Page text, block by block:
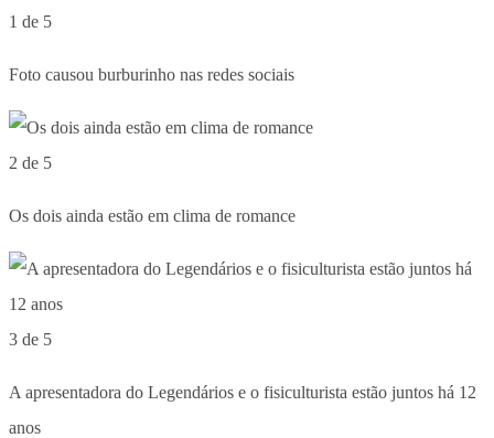
1 de 5
Foto causou burburinho nas redes sociais
2 de 5
Os dois ainda estão em clima de romance
3 de 5
A apresentadora do Legendários e o fisiculturista estão juntos há 12
anos